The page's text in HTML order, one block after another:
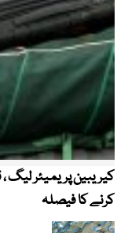
کرنے کا فیصلہ